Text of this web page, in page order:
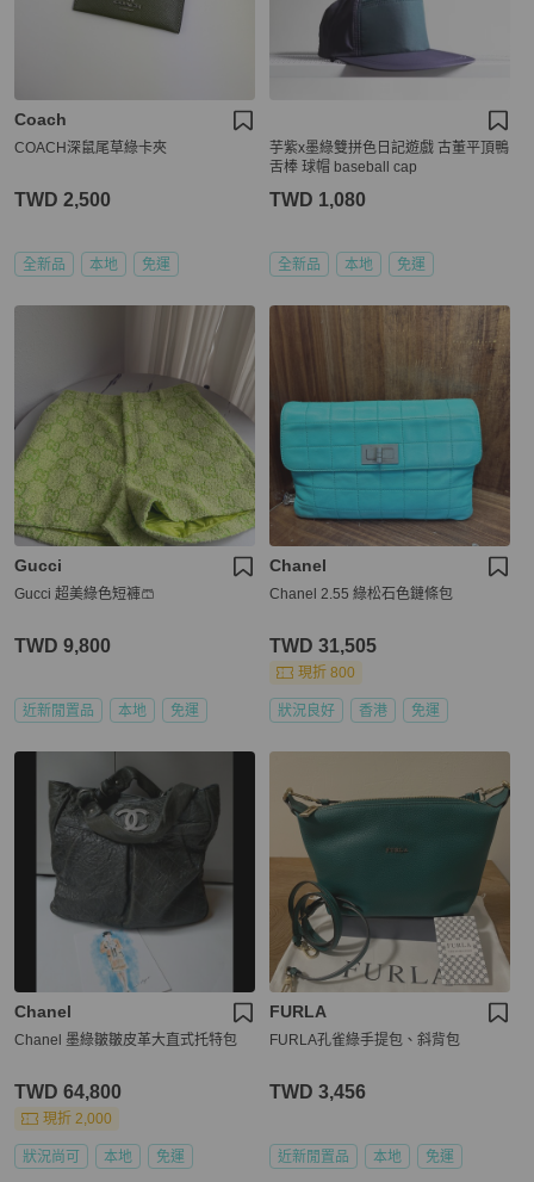
Coach
COACH深鼠尾草綠卡夾
TWD 2,500
全新品 本地 免運
芋紫x墨綠雙拼色日記遊戲 古董平頂鴨
舌棒 球帽 baseball cap
TWD 1,080
全新品 本地 免運
Gucci
Gucci 超美綠色短褲🩳
TWD 9,800
近新閒置品 本地 免運
Chanel
Chanel 2.55 綠松石色鏈條包
TWD 31,505
現折 800
狀況良好 香港 免運
Chanel
Chanel 墨綠皺皺皮革大直式托特包
TWD 64,800
現折 2,000
狀況尚可 本地 免運
FURLA
FURLA孔雀綠手提包、斜背包
TWD 3,456
近新閒置品 本地 免運